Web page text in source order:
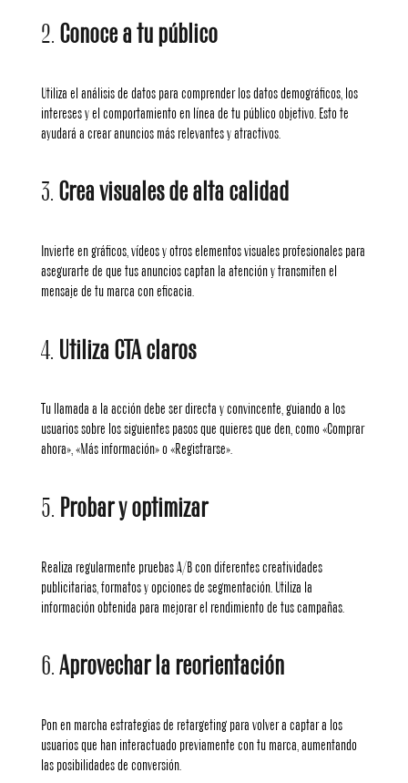
2. Conoce a tu público
Utiliza el análisis de datos para comprender los datos demográficos, los
intereses y el comportamiento en línea de tu público objetivo. Esto te
ayudará a crear anuncios más relevantes y atractivos.
3. Crea visuales de alta calidad
Invierte en gráficos, vídeos y otros elementos visuales profesionales para
asegurarte de que tus anuncios captan la atención y transmiten el
mensaje de tu marca con eficacia.
4. Utiliza CTA claros
Tu llamada a la acción debe ser directa y convincente, guiando a los
usuarios sobre los siguientes pasos que quieres que den, como «Comprar
ahora», «Más información» o «Registrarse».
5. Probar y optimizar
Realiza regularmente pruebas A/B con diferentes creatividades
publicitarias, formatos y opciones de segmentación. Utiliza la
información obtenida para mejorar el rendimiento de tus campañas.
6.Aprovechar la reorientación
Pon en marcha estrategias de retargeting para volver a captar a los
usuarios que han interactuado previamente con tu marca, aumentando
las posibilidades de conversión.